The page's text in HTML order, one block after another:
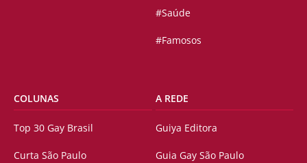
#Saúde
#Famosos
COLUNAS
Top 30 Gay Brasil
Curta São Paulo
A REDE
Guiya Editora
Guia Gay São Paulo